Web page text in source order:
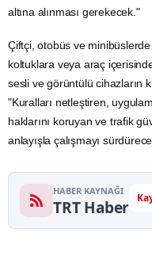
altına alınması gerekecek."
Çiftçi, otobüs ve minibüslerde
koltuklara veya araç
sesli ve görüntülü cihazların
"Kuralları netleştiren,
haklarını koruyan ve trafik
anlayışla çalışmayı
HABER KAYNAĞI
TRT Haber